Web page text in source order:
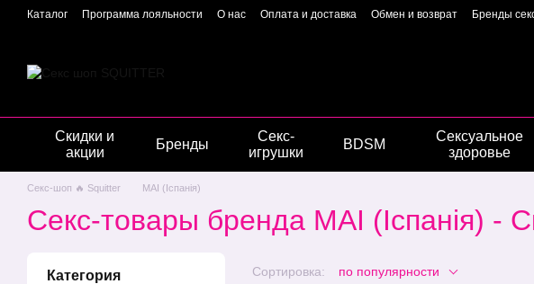
Перейти к основному контенту
Каталог Программа лояльности О нас Оплата и доставка Обмен и возврат Бренды
Скидки и
акции
Бренды
Секс-
игрушки
BDSM
Сексуальное
здоровье
Секс-шоп 🔥 Squitter MAI (Іспанія)
Секс-товары бренда MAI (Іспанія) -
Сортировка: по популярности
Категория